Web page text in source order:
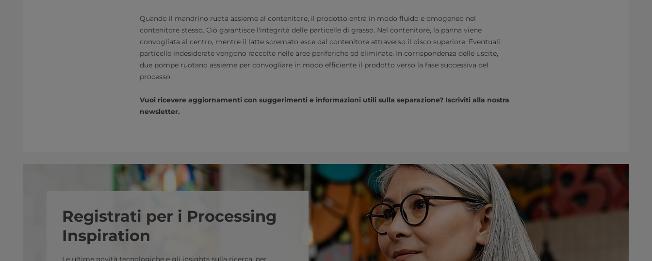
Quando il mandrino ruota assieme al contenitore, il prodotto entra in modo fluido e omogeneo nel
contenitore stesso. Ciò garantisce l'integrità delle particelle di grasso. Nel contenitore, la panna viene
convogliata al centro, mentre il latte scremato esce dal contenitore attraverso il disco superiore. Eventuali
particelle indesiderate vengono raccolte nelle aree periferiche ed eliminate. In corrispondenza delle uscite,
due pompe ruotano assieme per convogliare in modo efficiente il prodotto verso la fase successiva del
processo.
Vuoi ricevere aggiornamenti con suggerimenti e informazioni utili sulla separazione? Iscriviti alla nostra
newsletter.
Registrati per i Processing
Inspiration
Le ultime novità tecnologiche e gli insights sulla ricerca, per